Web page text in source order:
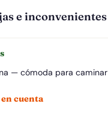
e inconvenientes
— cómoda para caminar
cuenta